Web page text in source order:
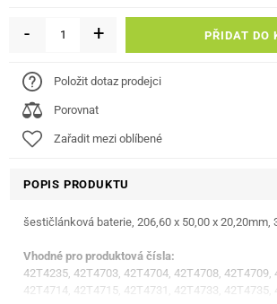
- + PŘIDAT DO
Položit dotaz prodejci
Porovnat
Zařadit mezi oblíbené
POPIS PRODUKTU
šestičlánková baterie, 206,60 x 50,00 x 20,20mm,
Vhodné pro produktová čísla:
42T4235, 42T4703, 42T4704, 42T4708, 42T4709,
42T4714, 42T4715, 42T4731, 42T4733, 42T4735,